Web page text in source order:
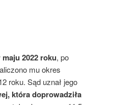
2022 roku, po
mu okres
roku. Sąd uznał jego
która doprowadziła